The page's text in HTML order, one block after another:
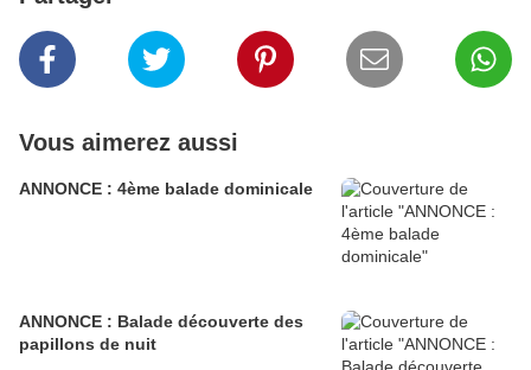
Vous aimerez aussi
ANNONCE : 4ème balade dominicale
ANNONCE : Balade découverte des
papillons de nuit